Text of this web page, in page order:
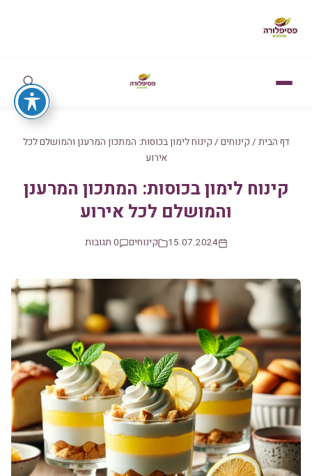
דף הבית / קינוחים / קינוח לימון בכוסות: המתכון המרענן והמושלם לכל
אירוע
קינוח לימון בכוסות: המתכון המרענן
והמושלם לכל אירוע
15.07.2024 קינוחים 0 תגובות